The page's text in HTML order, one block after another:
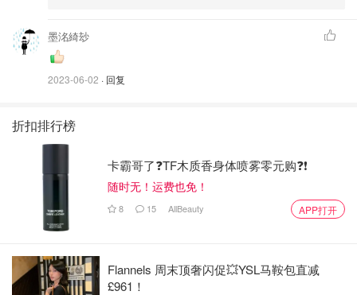
牛奶，玉米油各55克，糖50克，低筋面粉60克，鸡蛋4个，
柠檬汁3克
1⃣️蛋黄糊-牛奶➕玉米油搅拌乳化，筛入低筋面粉，Z字形搅
拌，最后加入蛋黄搅拌均匀
2⃣️蛋白糊-蛋清➕柠檬汁用中高速打出大鱼眼泡后分3-4次加
糖，最后一次加糖后改低速打出大弯钩
墨洺綺玅
2023-06-02 · 回复
折扣排行榜
卡霸哥了❓TF木质香身体喷雾零元购❓❗
随时无！运费也免！
8 15 AllBeauty APP打开
Flannels 周末顶奢闪促💥YSL马鞍包直减
£961！